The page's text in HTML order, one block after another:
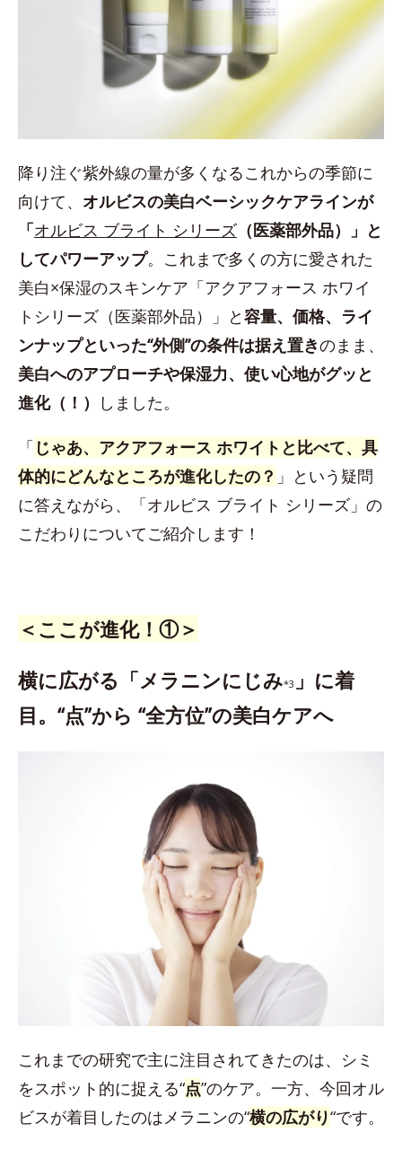
降り注ぐ紫外線の量が多くなるこれからの季節に
向けて、 オルビスの美白ベーシックケアラインが
「オルビス ブライト シリーズ （医薬部外品）」と
してパワーアップ。これまで多くの方に愛された
美白×保湿のスキンケア「アクアフォース ホワイ
トシリーズ（医薬部外品）」と容量、価格、ライ
ンナップといった“外側”の条件は据え置きのまま、
美白へのアプローチや保湿力、使い心地がグッと
進化（！）
しました。
「 じゃあ、アクアフォース ホワイトと比べて、具
体的にどんなところが進化したの？ 」という疑問
に答えながら、「オルビス ブライト シリーズ」の
こだわりについてご紹介します！
＜ここが進化！①＞
横に広がる「メラニンにじみ*3 」に着
目。“点”から “全方位”の美白ケアへ
これまでの研究で主に注目されてきたのは、シミ
をスポット的に捉える“点”のケア。一方、今回オル
ビスが着目したのはメラニンの“横の広がり“です。